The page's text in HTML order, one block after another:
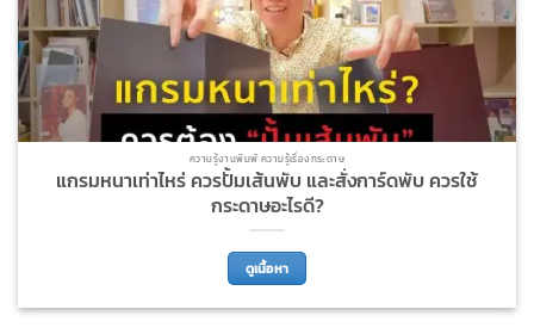
ความรู้งานพิมพ์ ความรู้เรื่องกระดาษ
แกรมหนาเท่าไหร่ ควรปั้มเส้นพับ และสั่งการ์ดพับ ควรใช้
กระดาษอะไรดี?
ดูเนื้อหา